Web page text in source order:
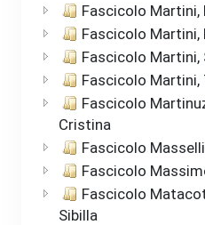
Fascicolo Martini,
Fascicolo Martini,
Fascicolo Martini,
Fascicolo Martini,
Fascicolo
Cristina
Fascicolo
Fascicolo
Fascicolo
Sibilla